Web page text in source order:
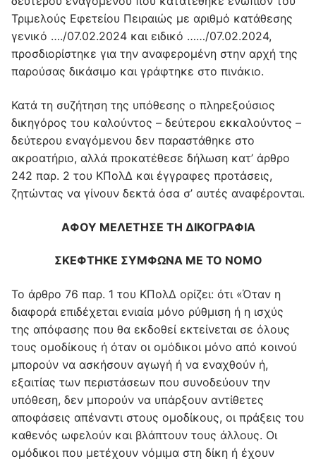
Τριμελούς Εφετείου Πειραιώς με αριθμό κατάθεσης
γενικό …./07.02.2024 και ειδικό ……/07.02.2024,
προσδιορίστηκε για την αναφερομένη στην αρχή της
παρούσας δικάσιμο και γράφτηκε στο πινάκιο.
Κατά τη συζήτηση της υπόθεσης ο πληρεξούσιος
δικηγόρος του καλούντος – δεύτερου εκκαλούντος –
δεύτερου εναγόμενου δεν παραστάθηκε στο
ακροατήριο, αλλά προκατέθεσε δήλωση κατ’ άρθρο
242 παρ. 2 του ΚΠολΔ και έγγραφες προτάσεις,
ζητώντας να γίνουν δεκτά όσα σ’ αυτές αναφέρονται.
ΑΦΟΥ ΜΕΛΕΤΗΣΕ ΤΗ ΔΙΚΟΓΡΑΦΙΑ
ΣΚΕΦΤΗΚΕ ΣΥΜΦΩΝΑ ΜΕ ΤΟ ΝΟΜΟ
Το άρθρο 76 παρ. 1 του ΚΠολΔ ορίζει: ότι «Όταν η
διαφορά επιδέχεται ενιαία μόνο ρύθμιση ή η ισχύς
της απόφασης που θα εκδοθεί εκτείνεται σε όλους
τους ομοδίκους ή όταν οι ομόδικοι μόνο από κοινού
μπορούν να ασκήσουν αγωγή ή να εναχθούν ή,
εξαιτίας των περιστάσεων που συνοδεύουν την
υπόθεση, δεν μπορούν να υπάρξουν αντίθετες
αποφάσεις απέναντι στους ομοδίκους, οι πράξεις του
καθενός ωφελούν και βλάπτουν τους άλλους. Οι
ομόδικοι που μετέχουν νόμιμα στη δίκη ή έχουν